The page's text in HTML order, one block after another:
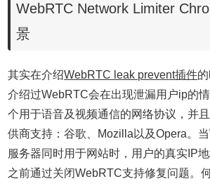
WebRTC Network Limiter
景
其实在介绍WebRTC leak prevent插件
介绍过WebRTC会在出现泄漏用户ip的
个用于语音及视频通信的网络协议，并
供商支持：谷歌、Mozilla以及Opera。
服务器同时用于网站时，用户的真实IP地
之前通过关闭WebRTC支持修复问题。